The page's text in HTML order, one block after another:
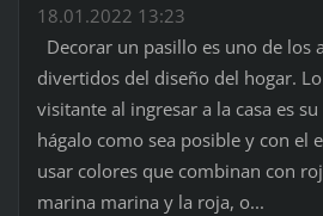
18.01.2022 13:23
Decorar un pasillo es uno de los
divertidos del diseño del hogar.
visitante al ingresar a la casa es
hágalo como sea posible y con el
usar colores que combinan con
marina marina y la roja, o...